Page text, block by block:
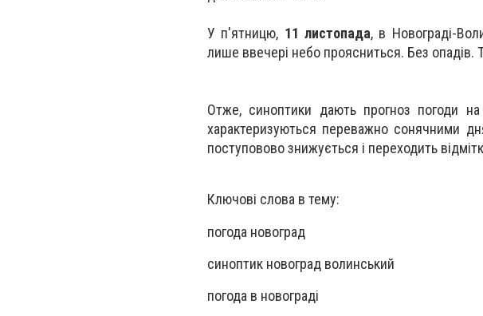
У п'ятницю, 11 листопада, в Новограді-
лише ввечері небо проясниться. Без опадів.
Отже, синоптики дають прогноз погоди
характеризуються переважно сонячними
поступовово знижується і переходить
Ключові слова в тему:
погода новоград
синоптик новоград волинський
погода в новограді